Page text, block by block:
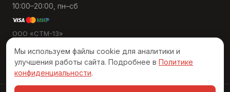
10:00–20:00, пн–сб
ООО «СТМ-13»
ОГРН 1137847495389
Мы используем файлы cookie для аналитики и
улучшения работы сайта. Подробнее в Политике
конфиденциальности.